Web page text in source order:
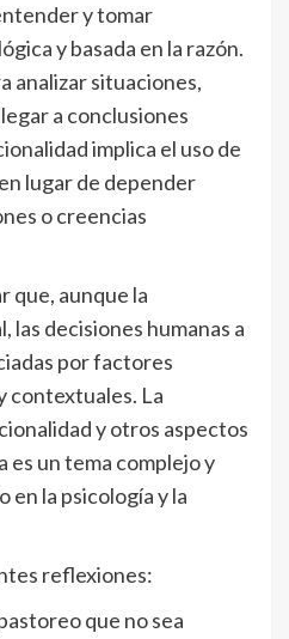
y tomar
y basada en la razón.
analizar situaciones,
a conclusiones
implica el uso de
lugar de depender
o creencias
que, aunque la
las decisiones humanas a
por factores
contextuales. La
y otros aspectos
es un tema complejo y
en la psicología y la
reflexiones:
que no sea